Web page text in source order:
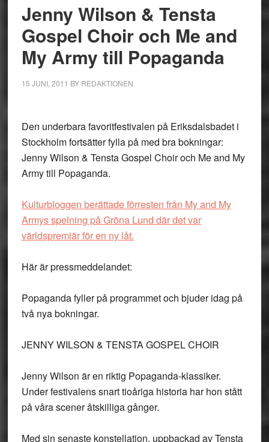
Jenny Wilson & Tensta
Gospel Choir och Me and
My Army till Popaganda
15 JUNI, 2011 BY REDAKTIONEN
Den underbara favoritfestivalen på Eriksdalsbadet i
Stockholm fortsätter fylla på med bra bokningar:
Jenny Wilson & Tensta Gospel Choir och Me and My
Army till Popaganda.
Kulturbloggen berättade förresten från My and My
Armys spelning på Gröna Lund där det var
världspremiär för en ny låt.
Här är pressmeddelandet:
Popaganda fyller på programmet och bjuder idag på
två nya bokningar.
JENNY WILSON & TENSTA GOSPEL CHOIR
Jenny Wilson är en riktig Popaganda-klassiker.
Under festivalens snart tioåriga historia har hon stått
på våra scener åtskilliga gånger.
Med sin senaste konstellation, uppbackad av Tensta